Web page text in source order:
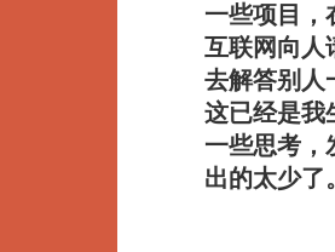
一些项目，
互联网向人
去解答别人
这已经是我
一些思考，
出的太少了